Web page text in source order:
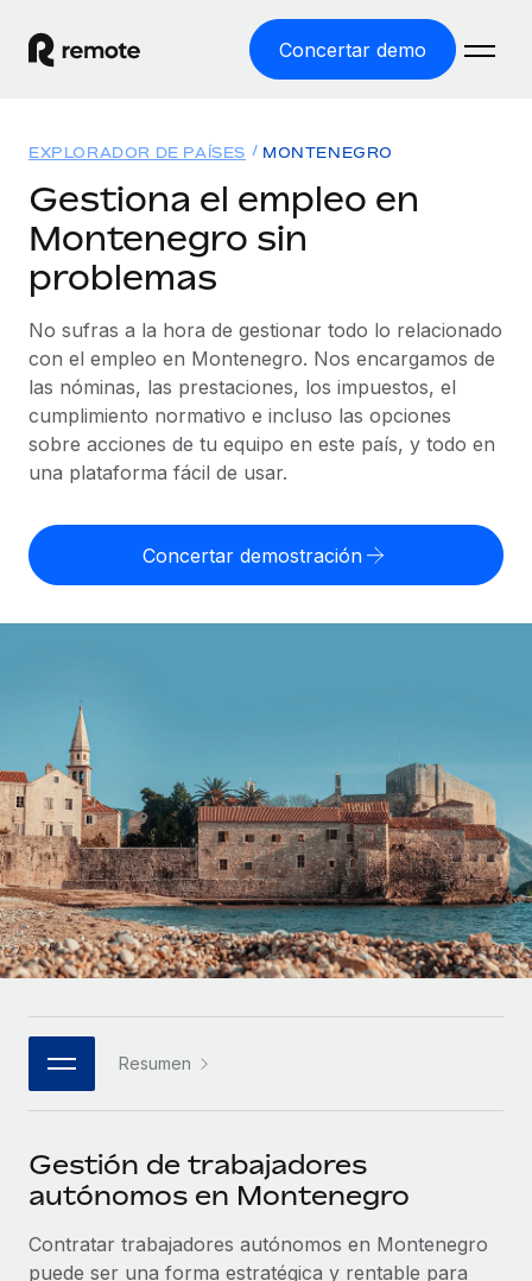
Concertar demo
EMPLEO GLOBAL
Nómina global
legalidad.
Employer of Record
Expándete en todo el mundo sin gastar en entidades.
Contractor of Record
cumpliendo la normativa.
Contractor Management
INFRAESTRUCTURA
Conexión Remote
Integra los RR. HH. en tus flujos de trabajo sin
complicaciones.
Plataforma
Funciones esenciales de RR. HH. integradas para tu
equipo.
mediante nuestro MCP.
Integraciones
esenciales.
SERVICIOS
Soluciones
Explorador de países
Consulta el soporte del empleo global según el país.
Explorador estatal de EE. UU.
Simplifica la contratación en todos los estados de EE.
UU.
Comparador de Remote
Compáranos con otras empresas.
ETAPAS DE CRECIMIENTO
Mediana empresa
Amplía tu equipo con soluciones de RR. HH.
personalizadas.
Empresa
RR. HH. globales para grandes empresas.
ASOCIARSE
Socios tecnológicos estratégicos
Descubre oportunidades de colaborar con nosotros.
Remote Build
Próximamente
Consultoría de integraciones y automatización con IA.
Recursos
HERRAMIENTAS Y CALCULADORAS
Calculadora del riesgo de clasificación errónea
Consulta el riesgo de clasificación errónea por país.
Calculadora del coste por empleado
cualquier país.
APRENDIZAJE CON REMOTE
Guías y recursos
Casos prácticos
Glosario de RR. HH.
Listas de verificación y plantillas
Biblioteca de descripciones de puestos
Eventos
Sala de prensa
Centro de información
Obtén ayuda
Precios
Español
English
Nederlands
Español
Italiano
Português (Portugal)
日本語
한국어
中文（简体）
Iniciar sesión
EXPLORADOR DE PAÍSES MONTENEGRO
Gestiona el empleo en
Montenegro sin
problemas
No sufras a la hora de gestionar todo lo relacionado
con el empleo en Montenegro. Nos encargamos de
las nóminas, las prestaciones, los impuestos, el
cumplimiento normativo e incluso las opciones
sobre acciones de tu equipo en este país, y todo en
una plataforma fácil de usar.
Concertar demostración
Resumen
Gestión de trabajadores
autónomos en Montenegro
Contratar trabajadores autónomos en Montenegro
puede ser una forma estratégica y rentable para